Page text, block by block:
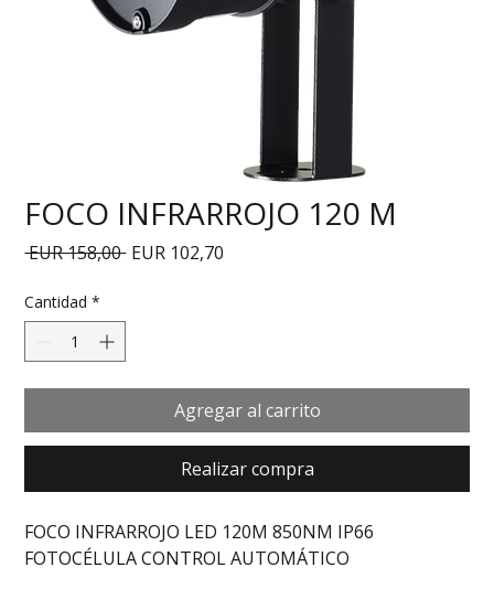
FOCO INFRARROJO 120 M
EUR 158,00 Precio
EUR 102,70
Cantidad *
Agregar al carrito
Realizar compra
FOCO INFRARROJO LED 120M 850NM IP66
FOTOCÉLULA CONTROL AUTOMÁTICO